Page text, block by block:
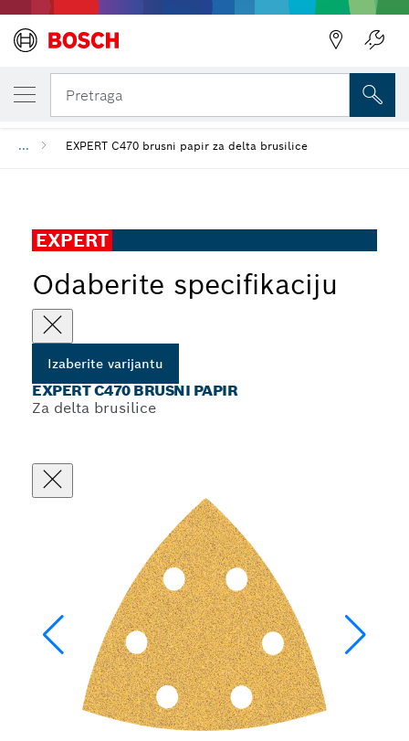
Pretraga
... EXPERT C470 brusni papir za delta brusilice
EXPERT
Odaberite specifikaciju
Izaberite varijantu
EXPERT C470 BRUSNI PAPIR
Za delta brusilice
IZABRANA VARIJANTA
EXPERT C470 brusni papir